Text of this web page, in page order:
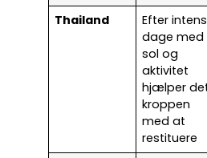
Thailand
Efter
dage med
sol og
aktivitet
hjælper
kroppen
med at
restituere